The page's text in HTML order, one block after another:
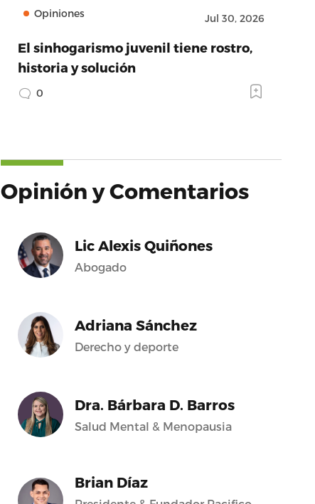
Opiniones Jul 30, 2026
El sinhogarismo juvenil tiene rostro,
historia y solución
0
Opinión y Comentarios
Lic Alexis Quiñones
Abogado
Adriana Sánchez
Derecho y deporte
Dra. Bárbara D. Barros
Salud Mental & Menopausia
Brian Díaz